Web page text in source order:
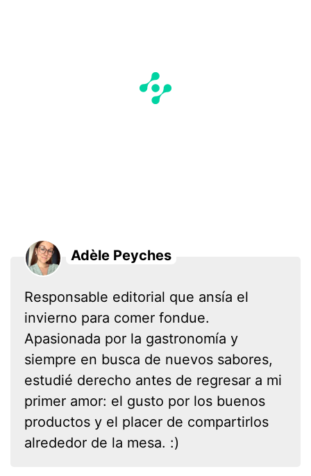
Adèle Peyches
Responsable editorial que ansía el
invierno para comer fondue.
Apasionada por la gastronomía y
siempre en busca de nuevos sabores,
estudié derecho antes de regresar a mi
primer amor: el gusto por los buenos
productos y el placer de compartirlos
alrededor de la mesa. :)